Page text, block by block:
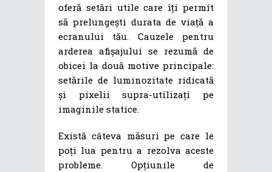
oferă setări utile care îți permit
să prelungești durata de viață a
ecranului tău. Cauzele pentru
arderea afișajului se rezumă de
obicei la două motive principale:
setările de luminozitate ridicată
și pixelii supra-utilizați pe
imaginile statice.
Există câteva măsuri pe care le
poți lua pentru a rezolva aceste
probleme. Opțiunile de